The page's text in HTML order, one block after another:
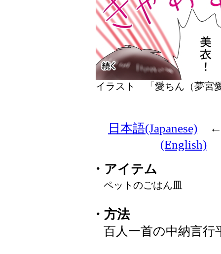
イラスト 「愛ちん（夢
日本語(Japanese)
(English)
・アイテム
ペットのごはん皿
・方法
百人一首の中納言行